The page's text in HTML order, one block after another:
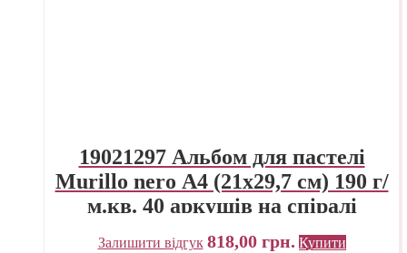
19021297 Альбом для пастелі
Murillo nero А4 (21х29,7 см) 190 г/
м.кв. 40 аркушів на спіралі
Fabriano Італія
Залишити відгук 818,00 грн. Купити